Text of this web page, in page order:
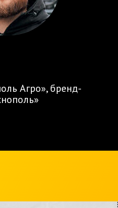
Агро», бренд-